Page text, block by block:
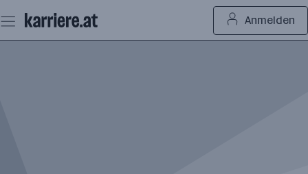
Seiteninhalt
springen
Anmelden